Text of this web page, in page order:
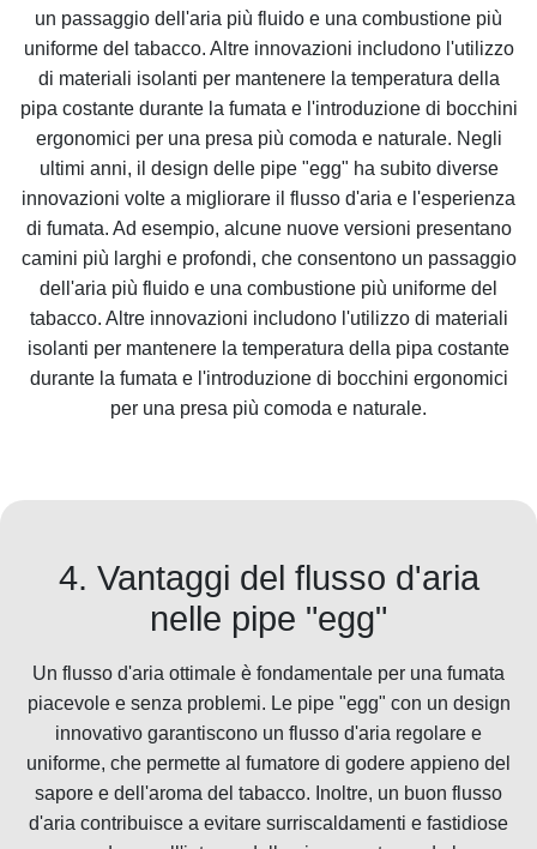
un passaggio dell'aria più fluido e una combustione più
uniforme del tabacco. Altre innovazioni includono l'utilizzo
di materiali isolanti per mantenere la temperatura della
pipa costante durante la fumata e l'introduzione di bocchini
ergonomici per una presa più comoda e naturale. Negli
ultimi anni, il design delle pipe "egg" ha subito diverse
innovazioni volte a migliorare il flusso d'aria e l'esperienza
di fumata. Ad esempio, alcune nuove versioni presentano
camini più larghi e profondi, che consentono un passaggio
dell'aria più fluido e una combustione più uniforme del
tabacco. Altre innovazioni includono l'utilizzo di materiali
isolanti per mantenere la temperatura della pipa costante
durante la fumata e l'introduzione di bocchini ergonomici
per una presa più comoda e naturale.
4. Vantaggi del flusso d'aria
nelle pipe "egg"
Un flusso d'aria ottimale è fondamentale per una fumata
piacevole e senza problemi. Le pipe "egg" con un design
innovativo garantiscono un flusso d'aria regolare e
uniforme, che permette al fumatore di godere appieno del
sapore e dell'aroma del tabacco. Inoltre, un buon flusso
d'aria contribuisce a evitare surriscaldamenti e fastidiose